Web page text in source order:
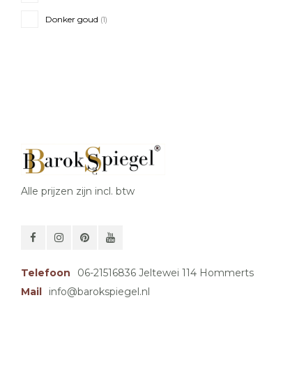
Donker goud (1)
Alle prijzen zijn incl. btw
Telefoon
06-21516836 Jeltewei 114 Hommerts
Mail
info@barokspiegel.nl